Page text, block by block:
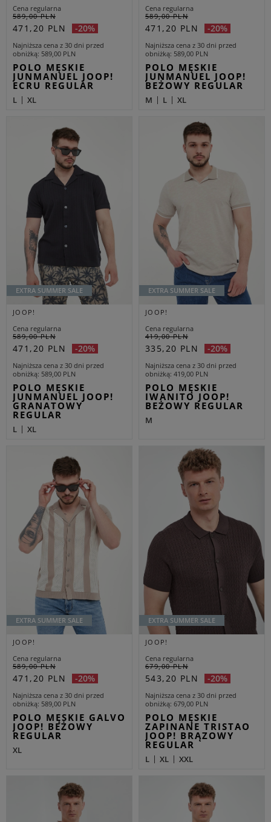
Cena regularna
589,00 PLN
471,20 PLN -20%
Najniższa cena z 30 dni przed
obniżką 589,00 PLN
POLO MĘSKIE
JUNMANUEL JOOP!
ECRU REGULAR
L XL
Cena regularna
589,00 PLN
471,20 PLN -20%
Najniższa cena z 30 dni przed
obniżką 589,00 PLN
POLO MĘSKIE
JUNMANUEL JOOP!
BEŻOWY REGULAR
M L XL
EXTRA SUMMER SALE
JOOP!
Cena regularna
589,00 PLN
471,20 PLN -20%
Najniższa cena z 30 dni przed
obniżką 589,00 PLN
POLO MĘSKIE
JUNMANUEL JOOP!
GRANATOWY
REGULAR
L XL
EXTRA SUMMER SALE
JOOP!
Cena regularna
419,00 PLN
335,20 PLN -20%
Najniższa cena z 30 dni przed
obniżką 419,00 PLN
POLO MĘSKIE
IWANITO JOOP!
BEŻOWY REGULAR
M
EXTRA SUMMER SALE
JOOP!
Cena regularna
589,00 PLN
471,20 PLN -20%
Najniższa cena z 30 dni przed
obniżką 589,00 PLN
POLO MĘSKIE GALVO
JOOP! BEŻOWY
REGULAR
XL
EXTRA SUMMER SALE
JOOP!
Cena regularna
679,00 PLN
543,20 PLN -20%
Najniższa cena z 30 dni przed
obniżką 679,00 PLN
POLO MĘSKIE
ZAPINANE TRISTAO
JOOP! BRĄZOWY
REGULAR
L XL XXL